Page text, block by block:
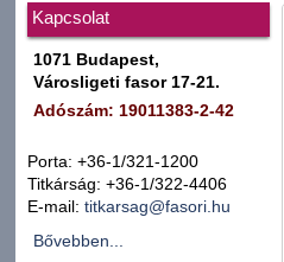
Kapcsolat
1071 Budapest,
Városligeti fasor 17-21.
Adószám: 19011383-2-42
Porta: +36-1/321-1200
Titkárság: +36-1/322-4406
E-mail: titkarsag@fasori.hu
Bővebben...